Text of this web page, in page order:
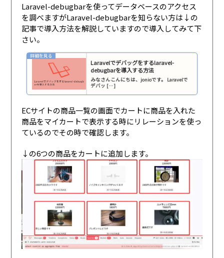
Laravel-debugbarを使ってデータベースのアクセス
を調べますがLaravel-debugbarを知らない方は↓の
記事で導入方法を解説していますので導入してみて下
さい。
Laravelでデバッグをするlaravel-
debugbarを導入する方法
みなさんこんにちは、jonioです。 Laravelで
デバッ […]
ECサイトの商品一覧の画面でカートに商品を入れた
商品をマイカートで表示する時にリレーションを使っ
ているのでその時で確認します。
↓の6つの商品をカートに追加します。